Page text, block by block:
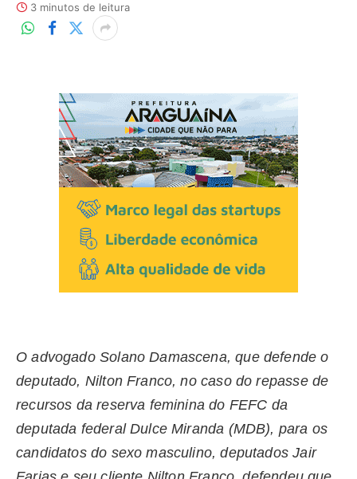
3 minutos de leitura
O advogado Solano Damascena, que defende o
deputado, Nilton Franco, no caso do repasse de
recursos da reserva feminina do FEFC da
deputada federal Dulce Miranda (MDB), para os
candidatos do sexo masculino, deputados Jair